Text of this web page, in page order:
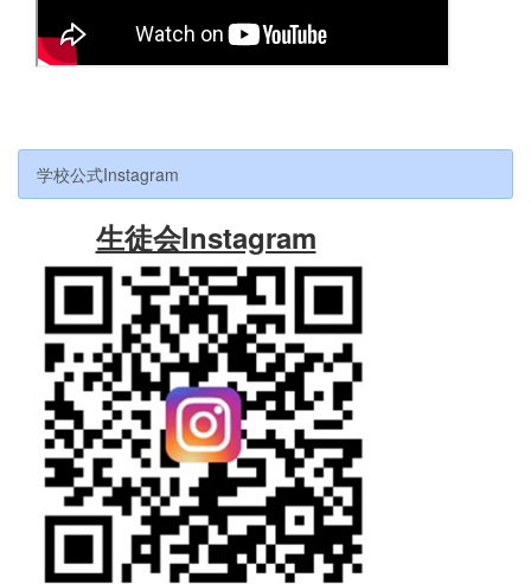
学校公式Instagram
生徒会Instagram